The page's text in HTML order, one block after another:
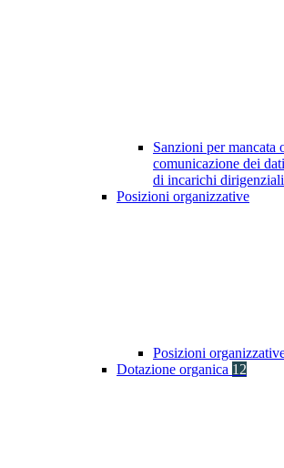
Sanzioni per mancata
comunicazione dei
di incarichi dirigenziali
Posizioni organizzative
Posizioni
Dotazione organica 12